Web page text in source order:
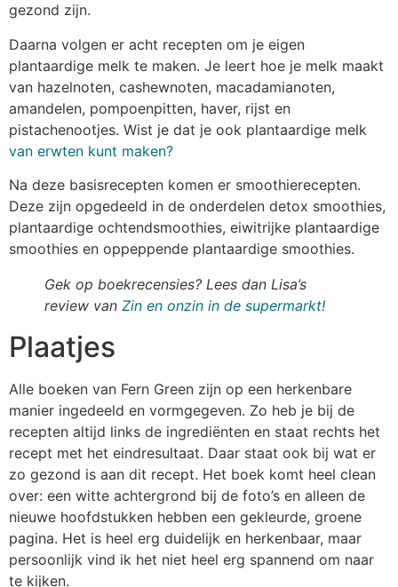
gezond zijn.
Daarna volgen er acht recepten om je eigen
plantaardige melk te maken. Je leert hoe je melk maakt
van hazelnoten, cashewnoten, macadamianoten,
amandelen, pompoenpitten, haver, rijst en
pistachenootjes. Wist je dat je ook plantaardige melk
van erwten kunt maken?
Na deze basisrecepten komen er smoothierecepten.
Deze zijn opgedeeld in de onderdelen detox smoothies,
plantaardige ochtendsmoothies, eiwitrijke plantaardige
smoothies en oppeppende plantaardige smoothies.
Gek op boekrecensies? Lees dan Lisa’s
review van Zin en onzin in de supermarkt!
Plaatjes
Alle boeken van Fern Green zijn op een herkenbare
manier ingedeeld en vormgegeven. Zo heb je bij de
recepten altijd links de ingrediënten en staat rechts het
recept met het eindresultaat. Daar staat ook bij wat er
zo gezond is aan dit recept. Het boek komt heel clean
over: een witte achtergrond bij de foto’s en alleen de
nieuwe hoofdstukken hebben een gekleurde, groene
pagina. Het is heel erg duidelijk en herkenbaar, maar
persoonlijk vind ik het niet heel erg spannend om naar
te kijken.